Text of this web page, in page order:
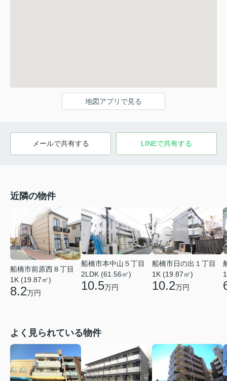
地図アプリで見る
メールで共有する LINEで共有する
近隣の物件
船橋市前原西８丁目
1K (19.87㎡)
8.2万円
船橋市本中山５丁目
2LDK (61.56㎡)
10.5万円
船橋市日の出１丁目
1K (19.87㎡)
10.2万円
よく見られている物件